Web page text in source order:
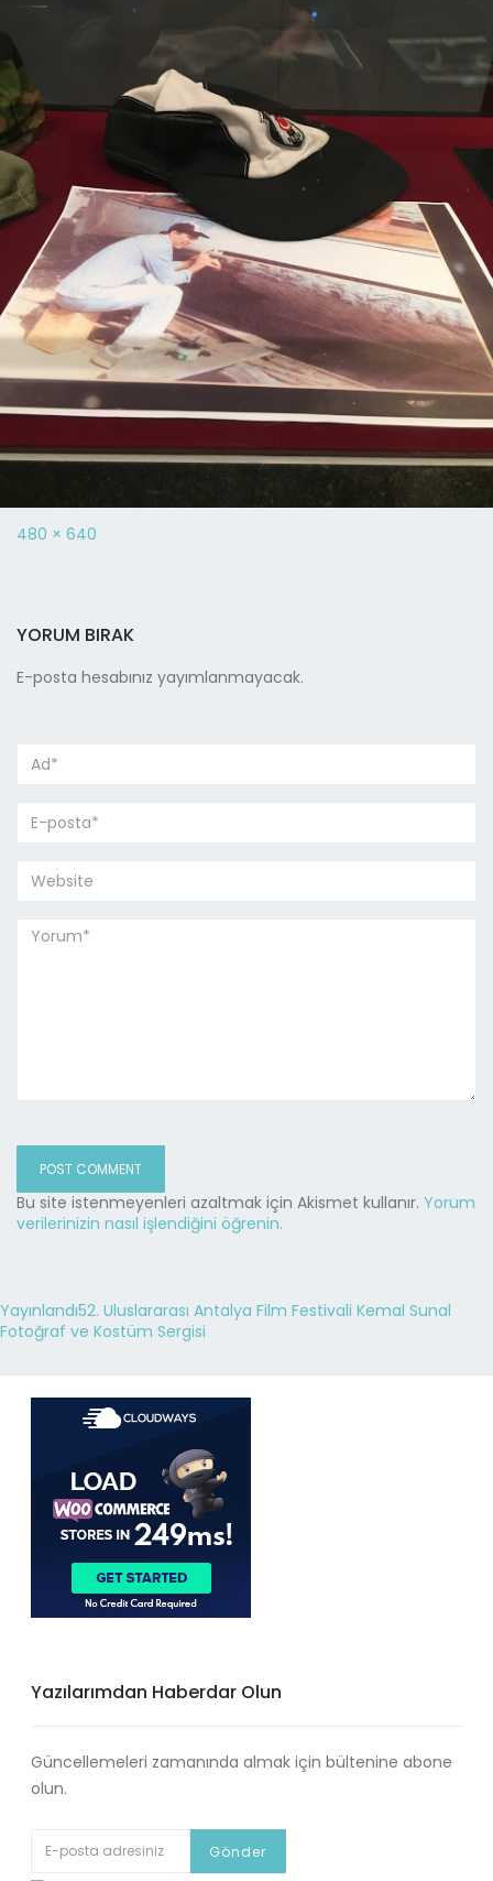
480 × 640
YORUM BIRAK
E-posta hesabınız yayımlanmayacak.
Bu site istenmeyenleri azaltmak için Akismet kullanır. Yorum
verilerinizin nasıl işlendiğini öğrenin.
Yayınlandı52. Uluslararası Antalya Film Festivali Kemal Sunal
Fotoğraf ve Kostüm Sergisi
Yazılarımdan Haberdar Olun
Güncellemeleri zamanında almak için bültenine abone
olun.